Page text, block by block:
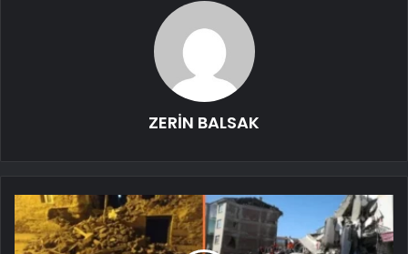
ZERİN BALSAK